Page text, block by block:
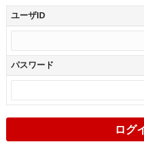
ユーザID
パスワード